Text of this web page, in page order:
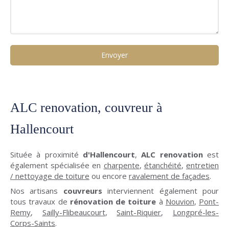
Envoyer
ALC renovation, couvreur à
Hallencourt
Située à proximité d'Hallencourt,ALC renovationest
également spécialisée en charpente, étanchéité,entretien
/ nettoyage de toiture ou encore ravalement de façades.
Nos artisans couvreurs interviennent également pour
tous travaux de rénovation de toiture à Nouvion, Pont-
Remy, Sailly-Flibeaucourt,Saint-Riquier, Longpré-les-
Corps-Saints.